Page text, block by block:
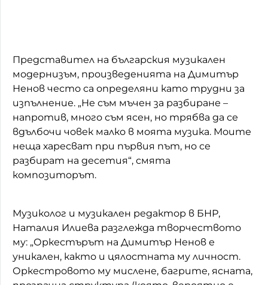
Представител на българския музикален
модернизъм, произведенията на Димитър
Ненов често са определяни като трудни за
изпълнение. „Не съм мъчен за разбиране –
напротив, много съм ясен, но трябва да се
вдълбочи човек малко в моята музика. Моите
неща харесват при първия път, но се
разбират на десетия“, смята
композиторът.
Музиколог и музикален редактор в БНР,
Наталия Илиева разглежда творчеството
му: „Оркестърът на Димитър Ненов е
уникален, както и цялостната му личност.
Оркестровото му мислене, багрите, ясната,